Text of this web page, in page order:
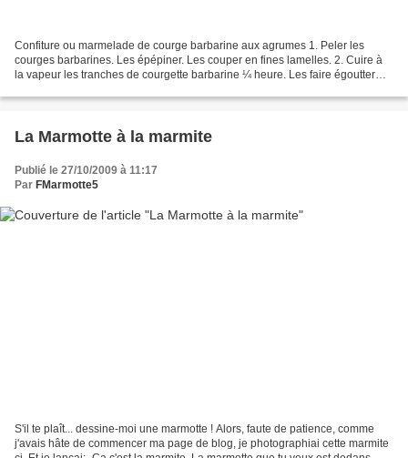
Confiture ou marmelade de courge barbarine aux agrumes 1. Peler les
courges barbarines. Les épépiner. Les couper en fines lamelles. 2. Cuire à
la vapeur les tranches de courgette barbarine ¼ heure. Les faire égoutter
La Marmotte à la marmite
Publié le 27/10/2009 à 11:17
Par FMarmotte5
S'il te plaît... dessine-moi une marmotte ! Alors, faute de patience, comme
j'avais hâte de commencer ma page de blog, je photographiai cette marmite